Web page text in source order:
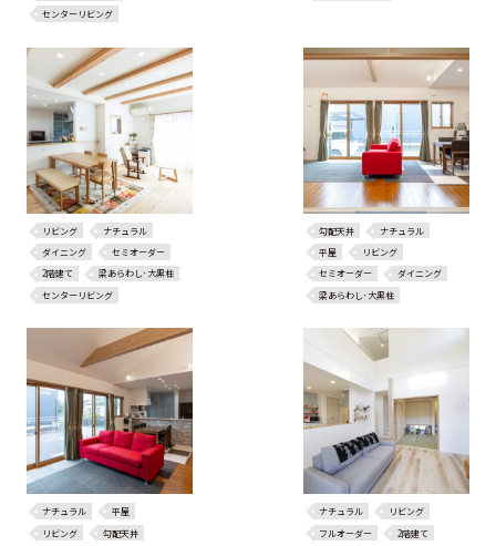
センターリビング
リビング
ナチュラル
ダイニング
セミオーダー
2階建て
梁あらわし･大黒柱
センターリビング
勾配天井
ナチュラル
平屋
リビング
セミオーダー
ダイニング
梁あらわし･大黒柱
ナチュラル
平屋
リビング
勾配天井
ナチュラル
リビング
フルオーダー
2階建て